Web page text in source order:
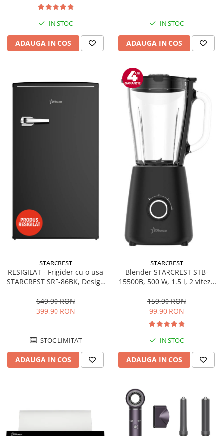
IN STOC
ADAUGA IN COS
IN STOC
ADAUGA IN COS
STARCREST
RESIGILAT - Frigider cu o usa
STARCREST SRF-86BK, Design
Iluminare interioara, H 84 cm,
Negru
649,90 RON
399,90 RON
STOC LIMITAT
ADAUGA IN COS
STARCREST
Blender STARCREST STB-
15500B, 500 W, 1.5 l, 2 viteze
159,90 RON
99,90 RON
IN STOC
ADAUGA IN COS